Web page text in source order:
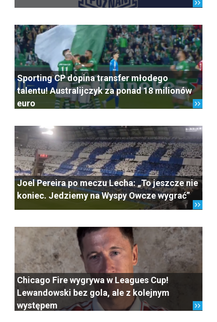
Sporting CP dopina transfer młodego
talentu! Australijczyk za ponad 18 milionów
euro
Joel Pereira po meczu Lecha: „To jeszcze nie
koniec. Jedziemy na Wyspy Owcze wygrać”
Chicago Fire wygrywa w Leagues Cup!
Lewandowski bez gola, ale z kolejnym
występem